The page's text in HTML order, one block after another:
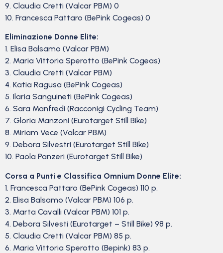
9. Claudia Cretti (Valcar PBM) 0
10. Francesca Pattaro (BePink Cogeas) 0
Eliminazione Donne Elite:
1. Elisa Balsamo (Valcar PBM)
2. Maria Vittoria Sperotto (BePink Cogeas)
3. Claudia Cretti (Valcar PBM)
4. Katia Ragusa (BePink Cogeas)
5. Ilaria Sanguineti (BePink Cogeas)
6. Sara Manfredi (Racconigi Cycling Team)
7. Gloria Manzoni (Eurotarget Still Bike)
8. Miriam Vece (Valcar PBM)
9. Debora Silvestri (Eurotarget Still Bike)
10. Paola Panzeri (Eurotarget Still Bike)
Corsa a Punti e Classifica Omnium Donne Elite:
1. Francesca Pattaro (BePink Cogeas) 110 p.
2. Elisa Balsamo (Valcar PBM) 106 p.
3. Marta Cavalli (Valcar PBM) 101 p.
4. Debora Silvesti (Eurotarget – Still Bike) 98 p.
5. Claudia Cretti (Valcar PBM) 85 p.
6. Maria Vittoria Sperotto (Bepink) 83 p.